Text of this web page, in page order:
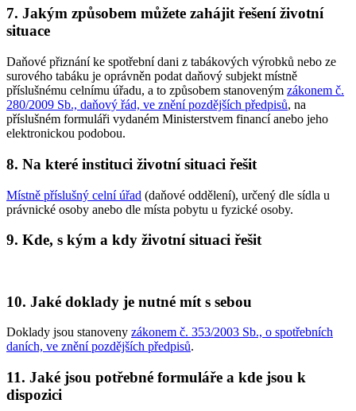
7. Jakým způsobem můžete zahájit řešení životní
situace
Daňové přiznání ke spotřební dani z tabákových výrobků nebo ze
surového tabáku je oprávněn podat daňový subjekt místně
příslušnému celnímu úřadu, a to způsobem stanoveným zákonem č.
280/2009 Sb., daňový řád, ve znění pozdějších předpisů, na
příslušném formuláři vydaném Ministerstvem financí anebo jeho
elektronickou podobou.
8. Na které instituci životní situaci řešit
Místně příslušný celní úřad (daňové oddělení), určený dle sídla u
právnické osoby anebo dle místa pobytu u fyzické osoby.
9. Kde, s kým a kdy životní situaci řešit
10. Jaké doklady je nutné mít s sebou
Doklady jsou stanoveny zákonem č. 353/2003 Sb., o spotřebních
daních, ve znění pozdějších předpisů.
11. Jaké jsou potřebné formuláře a kde jsou k
dispozici